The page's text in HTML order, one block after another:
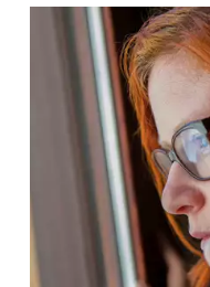
Aktuella artiklar